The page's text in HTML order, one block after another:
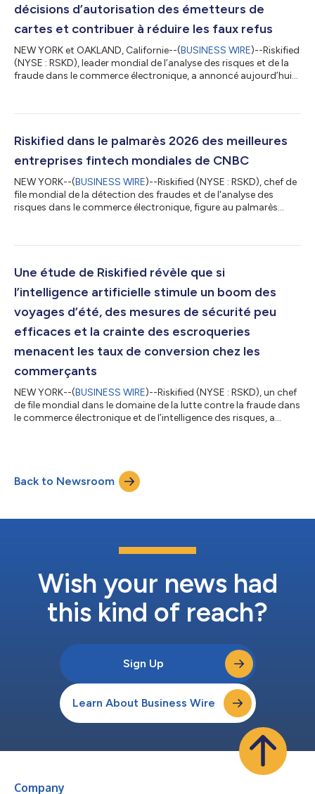
décisions d’autorisation des émetteurs de
cartes et contribuer à réduire les faux refus
NEW YORK et OAKLAND, Californie--(BUSINESS WIRE)--Riskified
(NYSE : RSKD), leader mondial de l’analyse des risques et de la
fraude dans le commerce électronique, a annoncé aujourd’hui
émetteurs de cartes utilisant la plateforme de Marqeta
préautorisation. Cette intégration aide les émetteurs à prendre
Riskified dans le palmarès 2026 des meilleures
entreprises fintech mondiales de CNBC
NEW YORK--(BUSINESS WIRE)--Riskified (NYSE : RSKD), chef de
file mondial de la détection des fraudes et de l'analyse des
risques dans le commerce électronique, figure au palmarès
quatrième édition, est réalisé par CNBC en partenariat avec
classement sectoriel. Il a été publié le 22 juillet 2026 et peut se
Une étude de Riskified révèle que si
l’intelligence artificielle stimule un boom des
voyages d’été, des mesures de sécurité peu
efficaces et la crainte des escroqueries
menacent les taux de conversion chez les
commerçants
NEW YORK--(BUSINESS WIRE)--Riskified (NYSE : RSKD), un chef
de file mondial dans le domaine de la lutte contre la fraude dans
le commerce électronique et de l’intelligence des risques, a
de voyages, sur leurs expériences de réservation et sur le degré
de confiance qu’ils accordent aux outils numériques de voyage
Back to Newsroom
Wish your news had
this kind of reach?
Sign Up
Learn About Business Wire
Company